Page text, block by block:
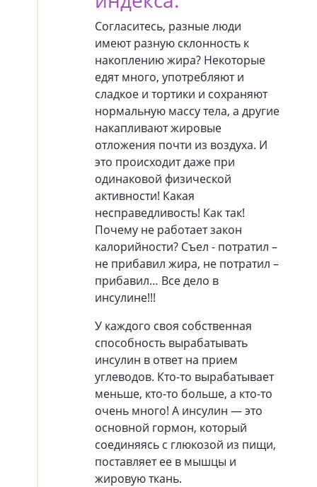
Согласитесь, разные люди
имеют разную склонность к
накоплению жира? Некоторые
едят много, употребляют и
сладкое и тортики и сохраняют
нормальную массу тела, а другие
накапливают жировые
отложения почти из воздуха. И
это происходит даже при
одинаковой физической
активности! Какая
несправедливость! Как так!
Почему не работает закон
калорийности? Съел - потратил –
не прибавил жира, не потратил –
прибавил… Все дело в
инсулине!!!
У каждого своя собственная
способность вырабатывать
инсулин в ответ на прием
углеводов. Кто-то вырабатывает
меньше, кто-то больше, а кто-то
очень много! А инсулин — это
основной гормон, который
соединяясь с глюкозой из пищи,
поставляет ее в мышцы и
жировую ткань.